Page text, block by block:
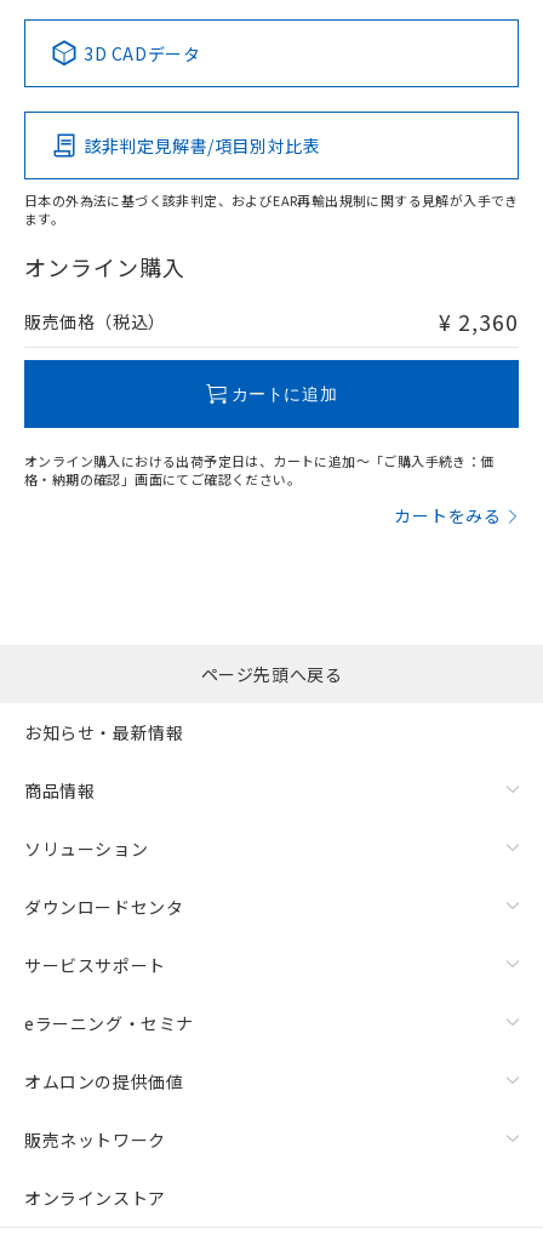
Pb Hg Cd Cr(VI)
O
在庫等で未対応品が混在する可能性があります。
問い合わせください。
3D CADデータ
該非判定見解書/項目別対比表
日本の外為法に基づく該非判定、およびEAR再輸出規制に関する見解が入手でき
ます。
オンライン購入
販売価格（税込） ¥ 2,360
カートに追加
オンライン購入における出荷予定日は、カートに追加～「ご購入手続き：価
格・納期の確認」画面にてご確認ください。
カートをみる
ページ先頭へ戻る
お知らせ・最新情報
商品情報
ソリューション
ダウンロードセンタ
サービスサポート
eラーニング・セミナ
オムロンの提供価値
販売ネットワーク
オンラインストア